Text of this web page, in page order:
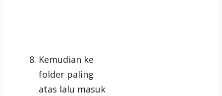
Kemudian ke
folder paling
atas lalu masuk